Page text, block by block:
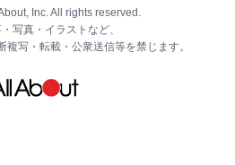
Inc. All rights reserved.
写真・イラストなど、
写・転載・公衆送信等を禁じます。